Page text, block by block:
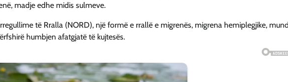
madje edhe midis sulmeve.
të Rralla (NORD), një formë e rrallë e migrenës, migrena hemiplegjike,
humbjen afatgjatë të kujtesës.